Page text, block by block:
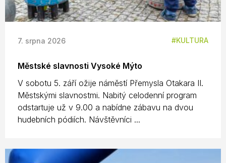
7. srpna 2026 KULTURA
Městské slavnosti Vysoké Mýto
V sobotu 5. září ožije náměstí Přemysla Otakara II.
Městskými slavnostmi. Nabitý celodenní program
odstartuje už v 9.00 a nabídne zábavu na dvou
hudebních pódiích. Návštěvníci ...